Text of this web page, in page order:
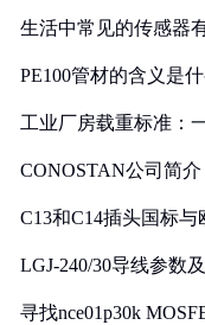
生活中常见的传感器
PE100管材的含义是
工业厂房载重标准：
CONOSTAN公司简介
C13和C14插头国标
LGJ-240/30导线参数
寻找nce01p30k